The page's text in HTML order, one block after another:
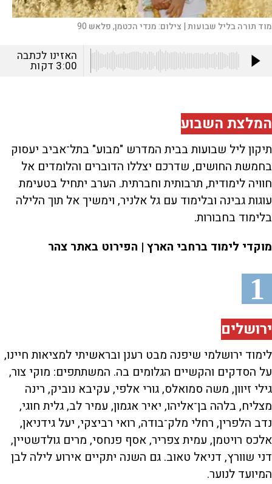
תורה בליל שבועות | צילום:מנדי הכטמן, פלאש 90
האזינו לכתבה
3:00 דקות
המלצת השבוע
תיקון ליל שבועות בבית המדרש "מבוע" בתל־אביב יעסוק
בחמשת החושים, שדרכם יצללו הדוברים והלומדים אל
חוויה לימודית, תרבותית וחברתית. הערב יתחיל בטעימת
עוגות גבינה ובלימוד עם גל אלניר, וימשיך אל תוך הלילה
בלימוד בחבורות.
מוקדי לימוד ברחבי הארץ | הפירוט באתר צהר
1
ירושלים
לימוד ירושלמי שיפנה מבט רענן ובראשיתי למציאות חיינו,
על הסדקים והקשיים הגלומים בה. המשתתפים: מוקי צור,
גילי זיוון, משה סמואלס, גורי אלפי, עקיבא נוביק, רינה
מצליח, בלהה בן־אליהו, יאיר אגמון, עמיר לב, גלית חוגי,
נדב הלפרין, רחלי מלק־בודה, רואי רביצקי, יעל גידניאן,
אלכס רויטמן, עמית צפריר, אסף פנחסי, מרים גולדשטיין,
דני שוורץ, דניאל טאוב. גם השנה יתקיים אירוע לילה לבן
המיועד לנוער.